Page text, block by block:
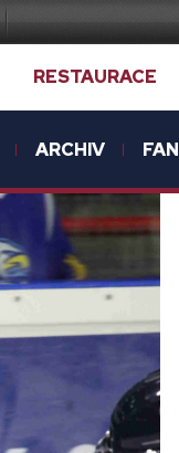
RESTAURACE
ARCHIV